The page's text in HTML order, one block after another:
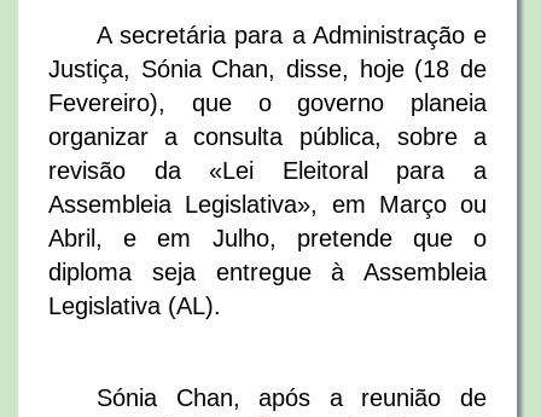
A secretária para a Administração e
Justiça, Sónia Chan, disse, hoje (18 de
Fevereiro), que o governo planeia
organizar a consulta pública, sobre a
revisão da «Lei Eleitoral para a
Assembleia Legislativa», em Março ou
Abril, e em Julho, pretende que o
diploma seja entregue à Assembleia
Legislativa (AL).
Sónia Chan, após a reunião de